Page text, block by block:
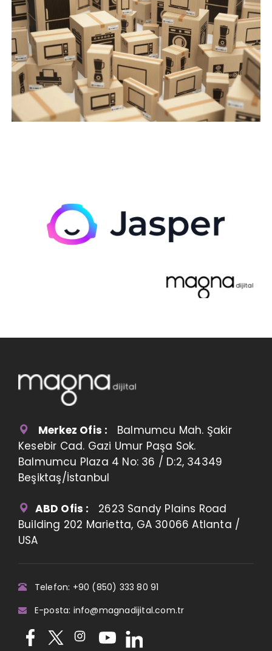
JASPER AI NASIL KULLANILIR? ADIM ADIM
İÇERIK OLUŞTURMA SÜRECI
Merkez Ofis : Balmumcu Mah. Şakir
Kesebir Cad. Gazi Umur Paşa Sok.
Balmumcu Plaza 4 No: 36 / D:2, 34349
Beşiktaş/İstanbul
ABD Ofis : 2623 Sandy Plains Road
Building 202 Marietta, GA 30066 Atlanta /
USA
Telefon: +90 (850) 333 80 91
E-posta: info@magnadijital.com.tr